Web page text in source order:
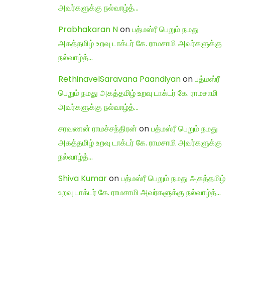
அவர்களுக்கு நல்வாழ்த்…
Prabhakaran Nonபத்மஸ்ரீ பெறும் நமது
அகத்தமிழ் உறவு டாக்டர் கே. ராமசாமி அவர்களுக்கு
நல்வாழ்த்…
RethinavelSaravana Paandiyanonபத்மஸ்ரீ
பெறும் நமது அகத்தமிழ் உறவு டாக்டர் கே. ராமசாமி
அவர்களுக்கு நல்வாழ்த்…
சரவணன் ராமச்சந்திரன் onபத்மஸ்ரீ பெறும் நமது
அகத்தமிழ் உறவு டாக்டர் கே. ராமசாமி அவர்களுக்கு
நல்வாழ்த்…
Shiva Kumaronபத்மஸ்ரீ பெறும் நமது அகத்தமிழ்
உறவு டாக்டர் கே. ராமசாமி அவர்களுக்கு நல்வாழ்த்…